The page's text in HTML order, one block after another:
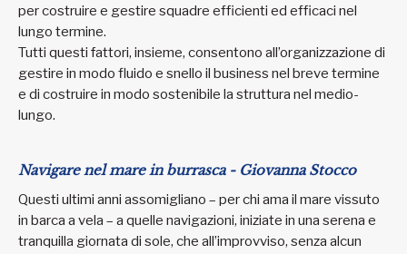
per costruire e gestire squadre efficienti ed efficaci nel
lungo termine.
Tutti questi fattori, insieme, consentono all’organizzazione di
gestire in modo fluido e snello il business nel breve termine
e di costruire in modo sostenibile la struttura nel medio-
lungo.
Navigare nel mare in burrasca - Giovanna Stocco
Questi ultimi anni assomigliano – per chi ama il mare vissuto
in barca a vela – a quelle navigazioni, iniziate in una serena e
tranquilla giornata di sole, che all’improvviso, senza alcun